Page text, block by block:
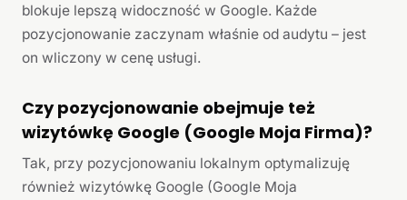
blokuje lepszą widoczność w Google. Każde
pozycjonowanie zaczynam właśnie od audytu – jest
on wliczony w cenę usługi.
Czy pozycjonowanie obejmuje też
wizytówkę Google (Google Moja Firma)?
Tak, przy pozycjonowaniu lokalnym optymalizuję
również wizytówkę Google (Google Moja